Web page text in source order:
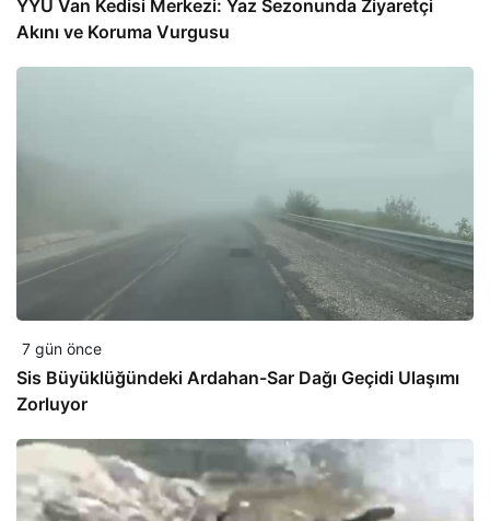
YYÜ Van Kedisi Merkezi: Yaz Sezonunda Ziyaretçi
Akını ve Koruma Vurgusu
7 gün önce
Sis Büyüklüğündeki Ardahan-Sar Dağı Geçidi Ulaşımı
Zorluyor